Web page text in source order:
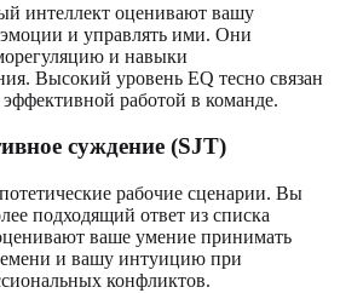
интеллект оценивают вашу
и управлять ими. Они
и навыки
Высокий уровень EQ тесно связан
работой в команде.
суждение (SJT)
рабочие сценарии. Вы
подходящий ответ из списка
ваше умение принимать
и вашу интуицию при
конфликтов.